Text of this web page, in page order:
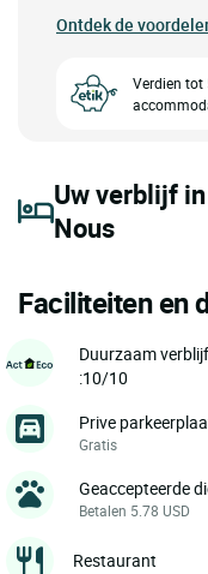
Ontdek de
Verdien tot
Uw verblijf
Nous
Faciliteiten en
Duurzaam verblijf
:10/10
Prive
Gratis
Geaccepteerde
Betalen 5.78 USD
Restaurant